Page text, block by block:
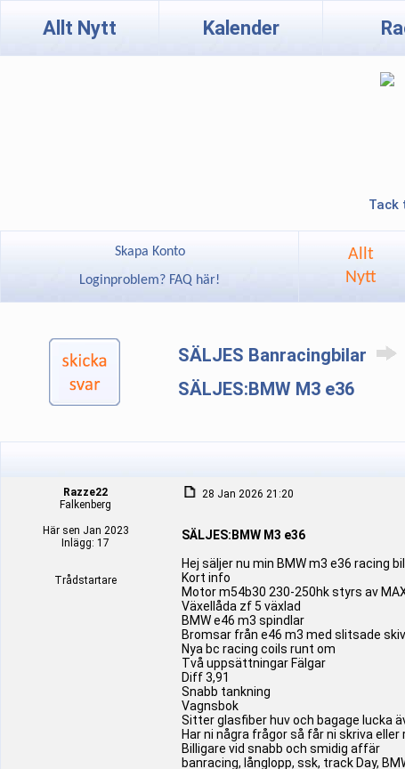
Allt Nytt Kalender
Tack
Skapa Konto
Loginproblem? FAQ här!
Allt
Nytt
SÄLJES Banracingbilar
SÄLJES:BMW M3 e36
Razze22
Falkenberg
Här sen Jan 2023
Inlägg: 17
Trådstartare
28 Jan 2026 21:20
SÄLJES:BMW M3 e36
Hej säljer nu min BMW m3 e36 racing bil.
Kort info
Motor m54b30 230-250hk styrs av
Växellåda zf 5 växlad
BMW e46 m3 spindlar
Bromsar från e46 m3 med slitsade
Nya bc racing coils runt om
Två uppsättningar Fälgar
Diff 3,91
Snabb tankning
Vagnsbok
Sitter glasfiber huv och bagage lucka
Har ni några frågor så får ni skriva eller
Billigare vid snabb och smidig affär
banracing, långlopp, ssk, track Day,